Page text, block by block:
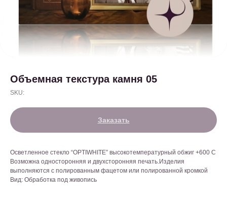
Объемная текстура камня 05
SKU:
Заказать
Осветленное стекло “OPTIWHITE” высокотемпературный обжиг +600 С
Возможна односторонняя и двухсторонняя печать.Изделия
выполняются с полированным фацетом или полированной кромкой
Вид: Обработка под живопись